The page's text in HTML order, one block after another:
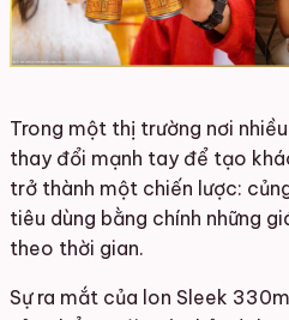
Trong một thị trường nơi
thay đổi mạnh tay để tạo
trở thành một chiến lược:
tiêu dùng bằng chính những
theo thời gian.
Sự ra mắt của lon Sleek